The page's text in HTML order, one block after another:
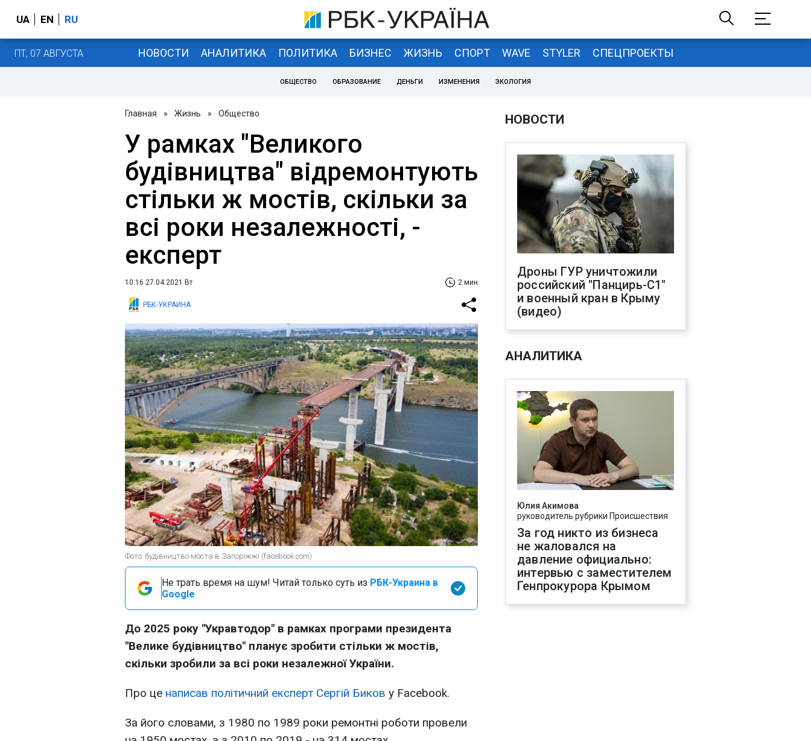
UA EN RU
ПТ, 07 АВГУСТА НОВОСТИ АНАЛИТИКА ПОЛИТИКА БИЗНЕС ЖИЗНЬ СПОРТ WAVE STYLER СПЕЦПРОЕКТЫ
ОБЩЕСТВО ОБРАЗОВАНИЕ ДЕНЬГИ ИЗМЕНЕНИЯ ЭКОЛОГИЯ
Главная » Жизнь » Общество
У рамках "Великого
будівництва" відремонтують
стільки ж мостів, скільки за
всі роки незалежності, -
експерт
10:16 27.04.2021 Вт 2 мин
РБК-УКРАИНА
Фото: будівництво моста в Запоріжжі (facebook.com)
Не трать время на шум! Читай только суть из РБК-Украина в
Google
До 2025 року "Укравтодор" в рамках програми президента
"Велике будівництво" планує зробити стільки ж мостів,
скільки зробили за всі роки незалежної України.
Про це написав політичний експерт Сергій Биков у Facebook.
За його словами, з 1980 по 1989 роки ремонтні роботи провели
НОВОСТИ
Дроны ГУР уничтожили
российский "Панцирь-С1"
и военный кран в Крыму
(видео)
АНАЛИТИКА
Юлия Акимова
руководитель рубрики Происшествия
За год никто из бизнеса
не жаловался на
давление официально:
интервью с заместителем
Генпрокурора Крымом